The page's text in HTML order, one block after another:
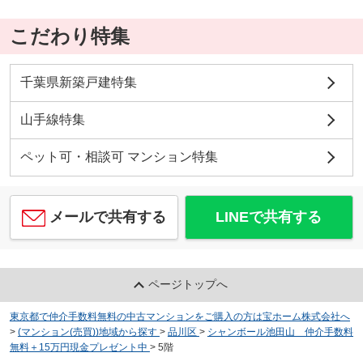
こだわり特集
千葉県新築戸建特集
山手線特集
ペット可・相談可 マンション特集
メールで共有する LINEで共有する
ページトップへ
東京都で仲介手数料無料の中古マンションをご購入の方は宝ホーム株式会社へ
> (マンション(売買))地域から探す > 品川区 > シャンボール池田山 仲介手数料
無料＋15万円現金プレゼント中 > 5階